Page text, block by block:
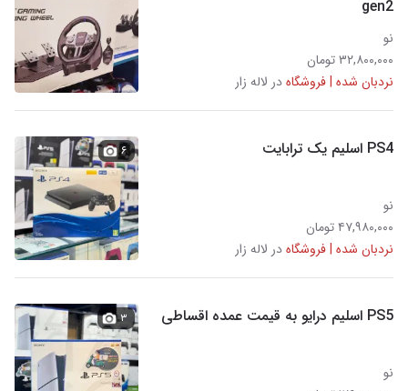
gen2
نو
۳۲,۸۰۰,۰۰۰ تومان
نردبان شده | فروشگاهدر لاله زار
PS4 اسلیم یک ترابایت
نو
۴۷,۹۸۰,۰۰۰ تومان
نردبان شده | فروشگاهدر لاله زار
۶
PS5 اسلیم درایو به قیمت عمده اقساطی
نو
۳